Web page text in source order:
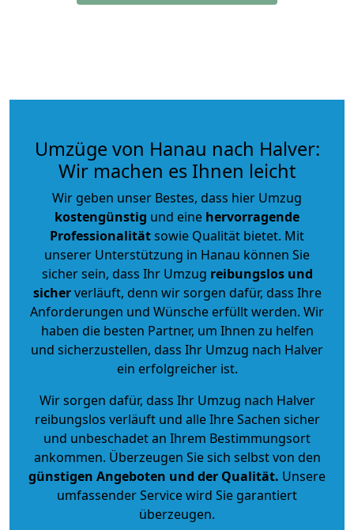
Umzüge von Hanau nach Halver:
Wir machen es Ihnen leicht
Wir geben unser Bestes, dass hier Umzug
kostengünstig und eine hervorragende
Professionalitätsowie Qualität bietet. Mit
unserer Unterstützung in Hanau können Sie
sicher sein, dass Ihr Umzug reibungslos und
sicherverläuft, denn wir sorgen dafür, dass Ihre
Anforderungen und Wünsche erfüllt werden. Wir
haben die besten Partner, um Ihnen zu helfen
und sicherzustellen, dass Ihr Umzug nach Halver
ein erfolgreicher ist.
Wir sorgen dafür, dass Ihr Umzug nach Halver
reibungslos verläuft und alle Ihre Sachen sicher
und unbeschadet an Ihrem Bestimmungsort
ankommen. Überzeugen Sie sich selbst von den
günstigen Angeboten und der Qualität. Unsere
umfassender Service wird Sie garantiert
überzeugen.